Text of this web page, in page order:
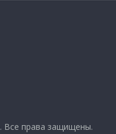
. Все права защищены.